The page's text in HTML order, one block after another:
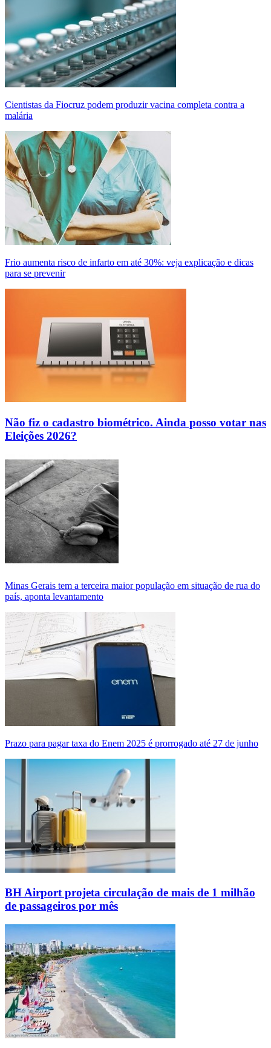
Cientistas da Fiocruz podem produzir vacina completa contra a
malária
Frio aumenta risco de infarto em até 30%: veja explicação e dicas
para se prevenir
Não fiz o cadastro biométrico. Ainda posso votar nas
Eleições 2026?
Minas Gerais tem a terceira maior população em situação de rua do
país, aponta levantamento
Prazo para pagar taxa do Enem 2025 é prorrogado até 27 de junho
BH Airport projeta circulação de mais de 1 milhão
de passageiros por mês